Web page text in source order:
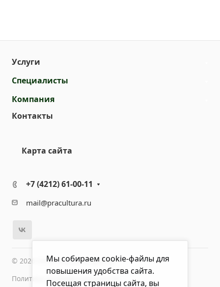
Услуги
Специалисты
Компания
Контакты
Карта сайта
+7 (4212) 61-00-11
mail@pracultura.ru
© 2026 ООО "Хороший Доктор"
Политика конфиденциальности
Мы собираем cookie-файлы для
повышения удобства сайта.
Посещая страницы сайта, вы